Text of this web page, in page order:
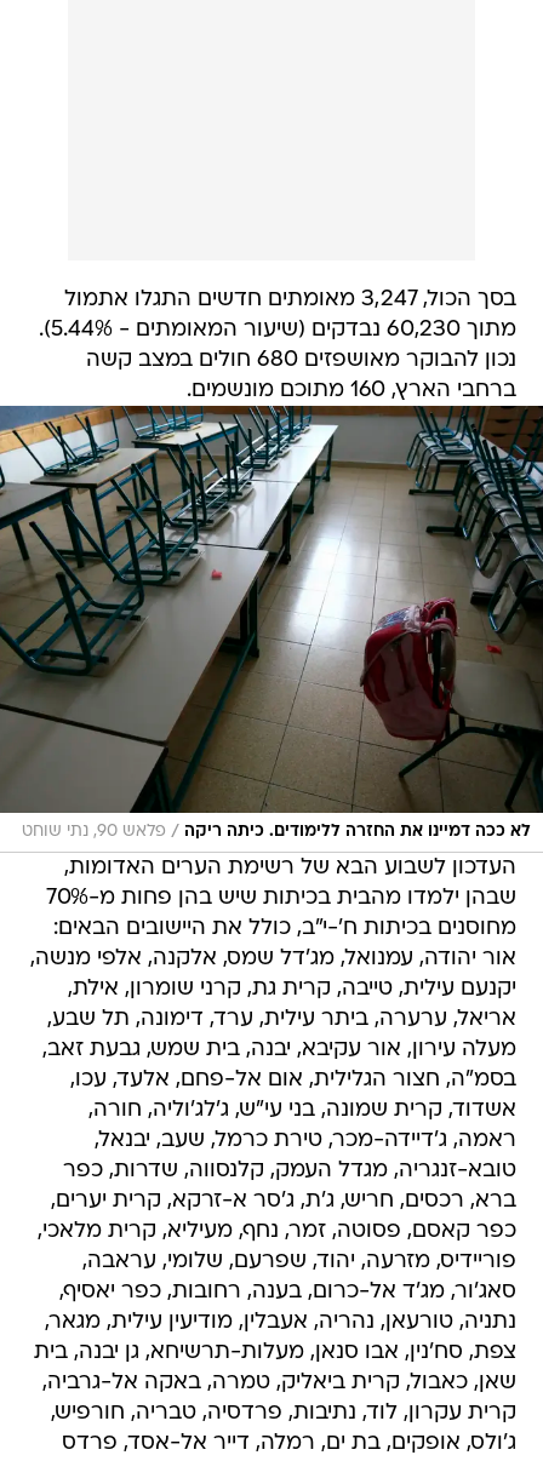
בסך הכול, 3,247 מאומתים חדשים התגלו אתמול
מתוך 60,230 נבדקים (שיעור המאומתים - 5.44%).
נכון להבוקר מאושפזים 680 חולים במצב קשה
ברחבי הארץ, 160 מתוכם מונשמים.
לא ככה דמיינו את החזרה ללימודים. כיתה ריקה / פלאש 90, נתי שוחט
העדכון לשבוע הבא של רשימת הערים האדומות,
שבהן ילמדו מהבית בכיתות שיש בהן פחות מ-70%
מחוסנים בכיתות ח'-י"ב, כולל את היישובים הבאים:
אור יהודה, עמנואל, מג'דל שמס, אלקנה, אלפי מנשה,
יקנעם עילית, טייבה, קרית גת, קרני שומרון, אילת,
אריאל, ערערה, ביתר עילית, ערד, דימונה, תל שבע,
מעלה עירון, אור עקיבא, יבנה, בית שמש, גבעת זאב,
בסמ"ה, חצור הגלילית, אום אל-פחם, אלעד, עכו,
אשדוד, קרית שמונה, בני עי"ש, ג'לג'וליה, חורה,
ראמה, ג'דיידה-מכר, טירת כרמל, שעב, יבנאל,
טובא-זנגריה, מגדל העמק, קלנסווה, שדרות, כפר
ברא, רכסים, חריש, ג'ת, ג'סר א-זרקא, קרית יערים,
כפר קאסם, פסוטה, זמר, נחף, מעיליא, קרית מלאכי,
פוריידיס, מזרעה, יהוד, שפרעם, שלומי, עראבה,
סאג'ור, מג'ד אל-כרום, בענה, רחובות, כפר יאסיף,
נתניה, טורעאן, נהריה, אעבלין, מודיעין עילית, מגאר,
צפת, סח'נין, אבו סנאן, מעלות-תרשיחא, גן יבנה, בית
שאן, כאבול, קרית ביאליק, טמרה, באקה אל-גרביה,
קרית עקרון, לוד, נתיבות, פרדסיה, טבריה, חורפיש,
ג'ולס, אופקים, בת ים, רמלה, דייר אל-אסד, פרדס